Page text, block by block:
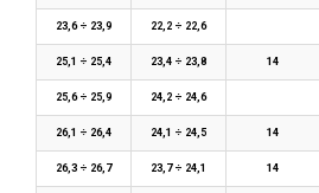
23,6 ÷ 23,9 22,2 ÷ 22,6
25,1 ÷ 25,4 23,4 ÷ 23,8 14
25,6 ÷ 25,9 24,2 ÷ 24,6
26,1 ÷ 26,4 24,1 ÷ 24,5 14
26,3 ÷ 26,7 23,7 ÷ 24,1 14